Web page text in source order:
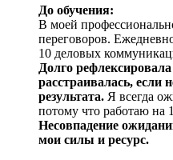
До обучения:
В моей
переговоров.
10 деловых
Долго
расстраивалась, если
результата. Я всегда
потому что работаю на
Несовпадение
мои силы и ресурс.